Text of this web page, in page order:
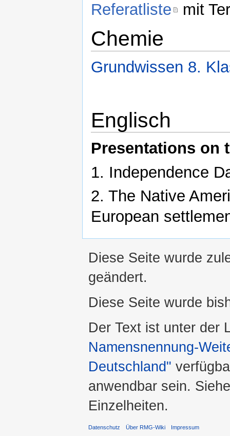
Referatliste mit
Chemie
Grundwissen 8.
Englisch
Presentations on
1. Independence
2. The Native
European
Diese Seite wurde
geändert.
Diese Seite wurde
Der Text ist unter der
Namensnennung-
Deutschland"
anwendbar sein.
Einzelheiten.
Datenschutz Über RMG-Wiki Impressum